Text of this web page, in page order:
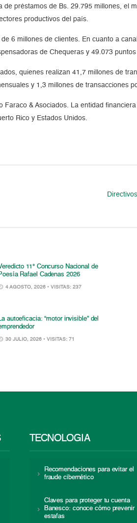
préstamos de Bs. 29.795 millones, el
productivos del país.
6 millones de clientes. En cuanto a
de Chequeras y 49.073
quienes realizan 41,7 millones de
y 1,3 millones de transacciones
& Asociados. La entidad
Rico y Estados Unidos.
11° Concurso Nacional de
Rafael Cadenas 2026
4 AGOSTO, 2026 • VISITAS: 237
autoeficacia: “motor invisible” del
30 JULIO, 2026 • VISITAS: 71
TECNOLOGÍA
Recomendaciones para evitar el
fraude cibernético
Claves para proteger tu cuenta
Banesco: conoce cómo prevenir
estafas